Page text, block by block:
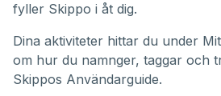
fyller Skippo i åt dig.
Dina aktiviteter hittar du under
om hur du namnger, taggar och
Skippos Användarguide.